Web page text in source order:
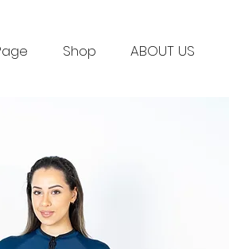
Shop ABOUT US